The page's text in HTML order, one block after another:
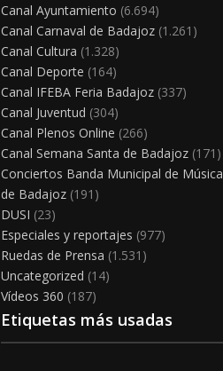
Canal Ayuntamiento (6.694)
Canal Carnaval de Badajoz (1.261)
Canal Cultura (1.328)
Canal Deporte (164)
Canal IFEBA Feria Badajoz (337)
Canal Juventud (304)
Canal Plenos Online (266)
Canal Semana Santa de Badajoz (171)
Conciertos Banda Municipal de Música
de Badajoz (191)
DUSI (23)
Especiales y reportajes (977)
Ruedas de Prensa (1.531)
Uncategorized (14)
Vídeos 360 (187)
Etiquetas más usadas